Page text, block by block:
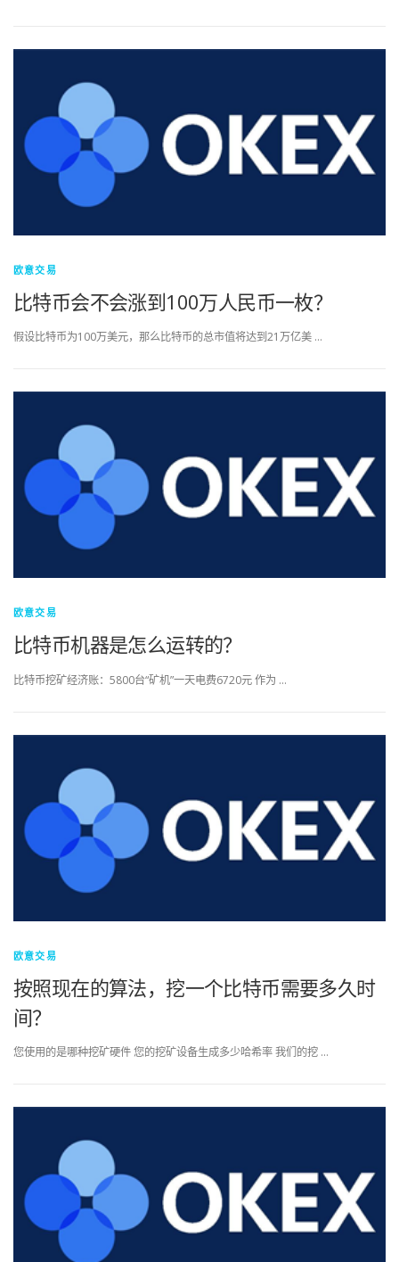
欧意交易
比特币会不会涨到100万人民币一枚？
假设比特币为100万美元，那么比特币的总市值将达到21万亿美 …
欧意交易
比特币机器是怎么运转的？
比特币挖矿经济账：5800台“矿机”一天电费6720元 作为 …
欧意交易
按照现在的算法，挖一个比特币需要多久时
间？
您使用的是哪种挖矿硬件 您的挖矿设备生成多少哈希率 我们的挖 …